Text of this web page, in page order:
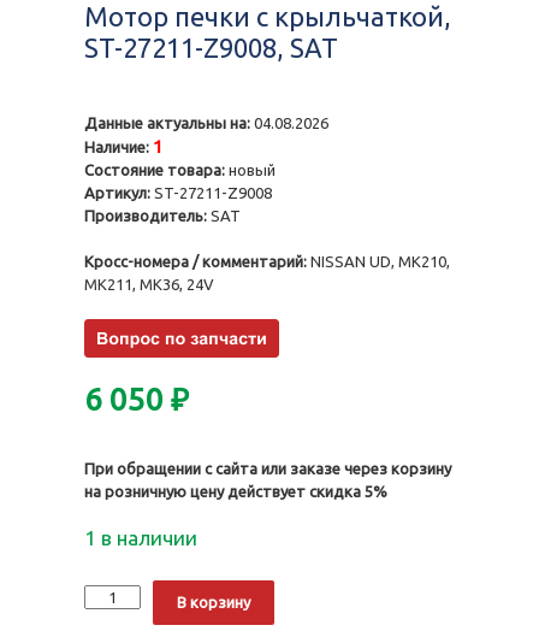
Мотор печки с крыльчаткой,
ST-27211-Z9008, SAT
Данные актуальны на: 04.08.2026
Наличие: 1
Состояние товара: новый
Артикул: ST-27211-Z9008
Производитель: SAT
Кросс-номера / комментарий: NISSAN UD, MK210,
MK211, MK36, 24V
6 050 ₽
При обращении с сайта или заказе через корзину
на розничную цену действует скидка 5%
1 в наличии
Количество
Мотор
В корзину